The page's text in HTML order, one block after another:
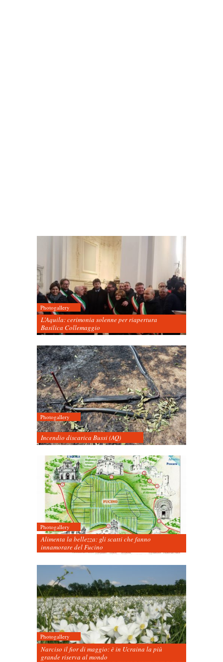
Photogallery
L’Aquila: cerimonia solenne per riapertura
Basilica Collemaggio
Photogallery
Incendio discarica Bussi (AQ)
Photogallery
Alimenta la bellezza: gli scatti che fanno
innamorare del Fucino
Photogallery
Narciso il fior di maggio: è in Ucraina la più
grande riserva al mondo